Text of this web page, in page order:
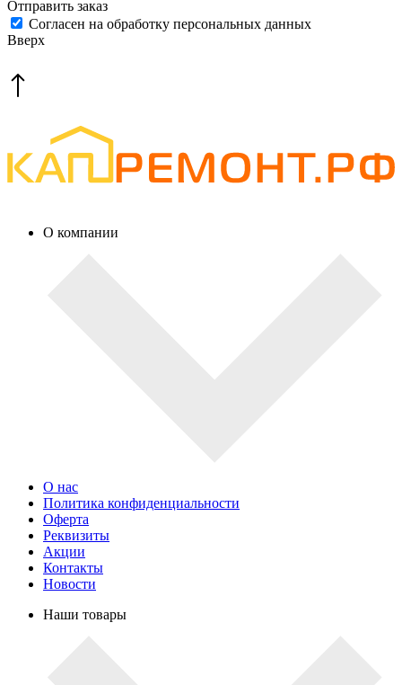
Отправить заказ
Согласен на обработку персональных данных
Вверх
О компании
О нас
Политика конфиденциальности
Оферта
Реквизиты
Акции
Контакты
Новости
Наши товары